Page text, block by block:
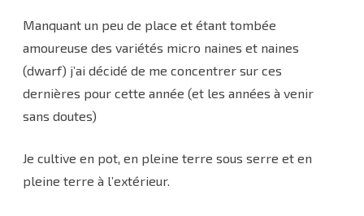
Manquant un peu de place et étant tombée
amoureuse des variétés micro naines et naines
(dwarf) j’ai décidé de me concentrer sur ces
dernières pour cette année (et les années à venir
sans doutes)
Je cultive en pot, en pleine terre sous serre et en
pleine terre à l’extérieur.